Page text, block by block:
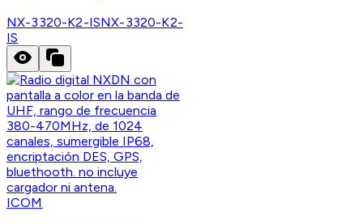
NX-3320-K2-ISNX-3320-K2-
IS
ICOM